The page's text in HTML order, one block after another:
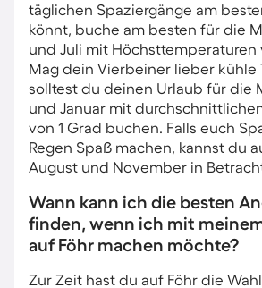
täglichen Spaziergänge am
könnt, buche am besten für die
und Juli mit Höchsttemperaturen
Mag dein Vierbeiner lieber kühle
solltest du deinen Urlaub für die
und Januar mit
von 1 Grad buchen. Falls euch
Regen Spaß machen, kannst du
August und November in
Wann kann ich die besten
finden, wenn ich mit
auf Föhr machen möchte?
Zur Zeit hast du auf Föhr die